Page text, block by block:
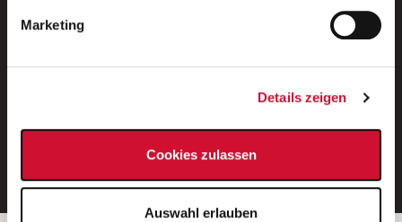
Marketing
Details zeigen
Cookies zulassen
Auswahl erlauben
E-Mail-Adresse eintragen